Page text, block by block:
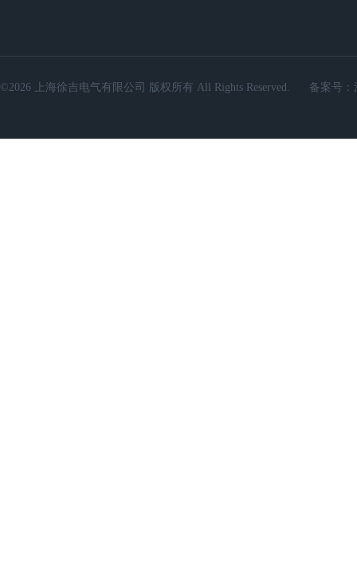
©2026 上海徐吉电气有限公司 版权所有 All Rights Reserved. 备案号：